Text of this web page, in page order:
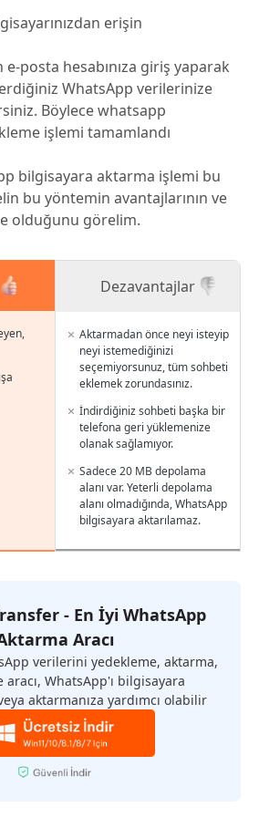
erişin
e-posta hesabınıza giriş yaparak
WhatsApp verilerinize
Böylece whatsapp
işlemi tamamlandı
bilgisayara aktarma işlemi bu
bu yöntemin avantajlarının ve
olduğunu görelim.
Dezavantajlar
Aktarmadan önce neyi isteyip
neyi istemediğinizi
seçemiyorsunuz, tüm sohbeti
eklemek zorundasınız.
İndirdiğiniz sohbeti başka bir
telefona geri yüklemenize
olanak sağlamıyor.
Sadece 20 MB depolama
alanı var. Yeterli depolama
alanı olmadığında, WhatsApp
bilgisayara aktarılamaz.
- En İyi WhatsApp
Aracı
verilerini yedekleme, aktarma,
WhatsApp'ı bilgisayara
aktarmanıza yardımcı olabilir